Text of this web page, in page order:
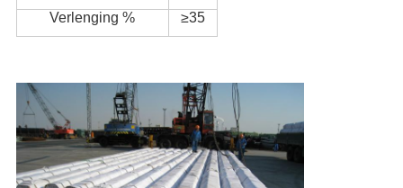
Verlenging %
≥35